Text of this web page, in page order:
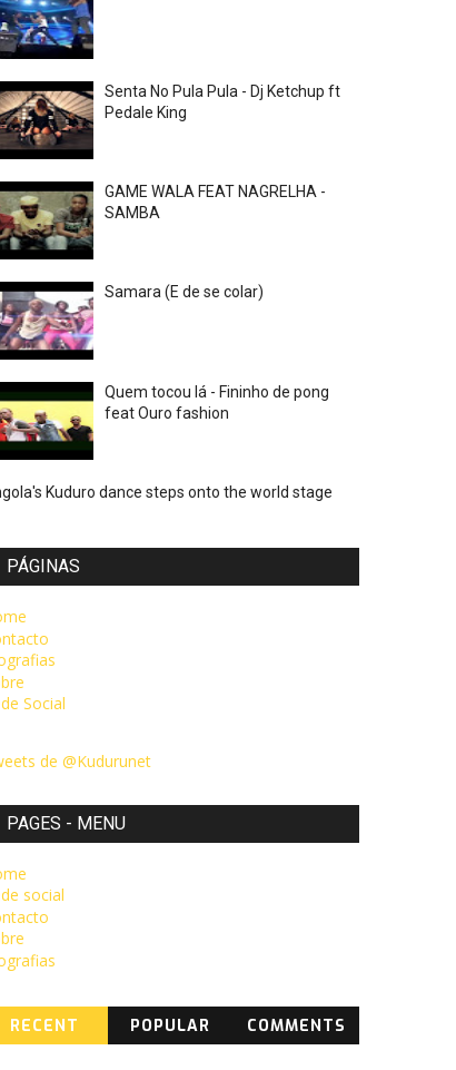
Senta No Pula Pula - Dj Ketchup ft
Pedale King
GAME WALA FEAT NAGRELHA -
SAMBA
Samara (E de se colar)
Quem tocou lá - Fininho de pong
feat Ouro fashion
Kuduro dance steps onto the world stage
PÁGINAS
Social
de @Kudurunet
PAGES - MENU
social
RECENT POPULAR COMMENTS